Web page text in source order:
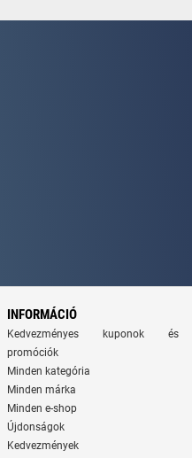
INFORMÁCIÓ
Kedvezményes kuponok és
promóciók
Minden kategória
Minden márka
Minden e-shop
Újdonságok
Kedvezmények